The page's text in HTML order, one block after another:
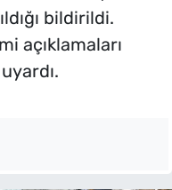
bildirildi.
açıklamaları